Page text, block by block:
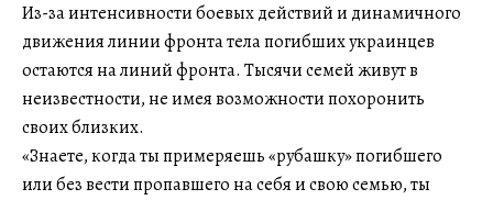
Из-за интенсивности боевых действий и динамичного
движения линии фронта тела погибших украинцев
остаются на линий фронта. Тысячи семей живут в
неизвестности, не имея возможности похоронить
своих близких.
«Знаете, когда ты примеряешь «рубашку» погибшего
или без вести пропавшего на себя и свою семью, ты